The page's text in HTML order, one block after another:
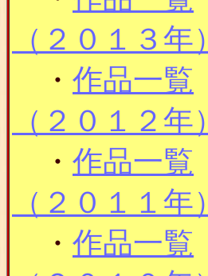
（２０１３年）
・ 作品一覧
（２０１２年）
・ 作品一覧
（２０１１年）
・ 作品一覧